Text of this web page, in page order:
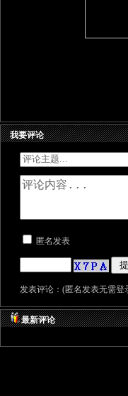
我要评论
匿名发表
发表评论：(匿名发表无需登
最新评论